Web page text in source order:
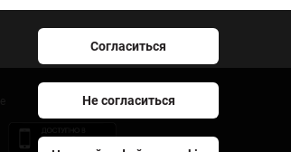
Согласиться
Не согласиться